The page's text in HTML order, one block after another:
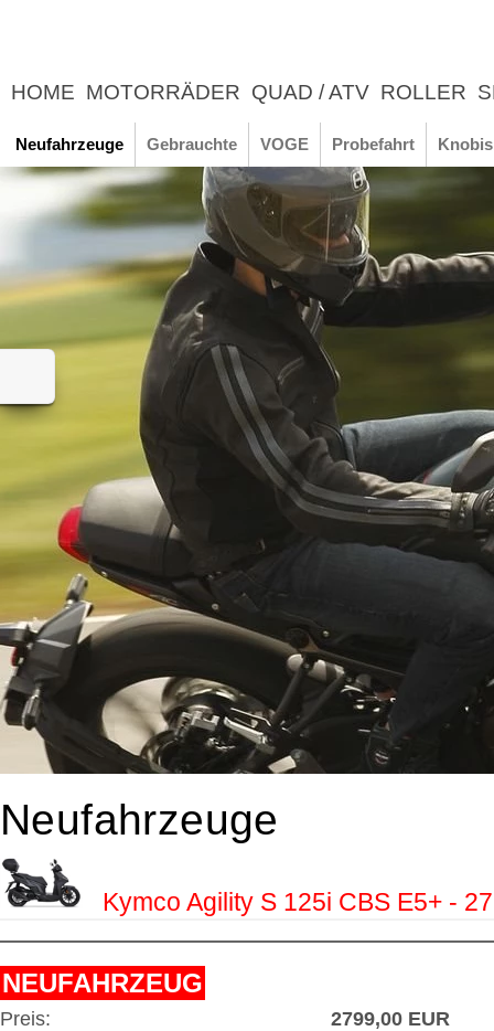
HOME MOTORRÄDER QUAD / ATV ROLLER
UNTERNEHMEN
NEWS ERLEBNIS
Neufahrzeuge Gebrauchte VOGE Probefahrt
Neufahrzeuge
Kymco Agility S 125i CBS E5+ -
NEUFAHRZEUG
Preis:
2799,00 EUR